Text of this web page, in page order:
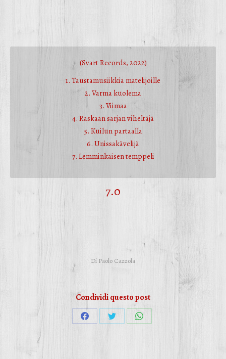
(Svart Records, 2022)
1. Taustamusiikkia matelijoille
2. Varma kuolema
3. Viimaa
4. Raskaan sarjan viheltäjä
5. Kuilun partaalla
6. Unissakävelijä
7. Lemminkäisen temppeli
7.0
Di Paolo Cazzola
Condividi questo post
CondividiCondividiCondividi